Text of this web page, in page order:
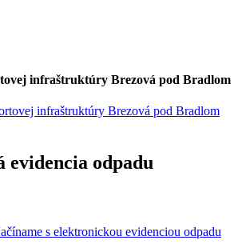
infraštruktúry Brezová pod Bradlom
evidencia odpadu
s elektronickou evidenciou odpadu